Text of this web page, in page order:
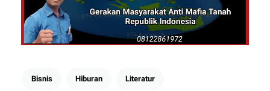
Bisnis Hiburan Literatur